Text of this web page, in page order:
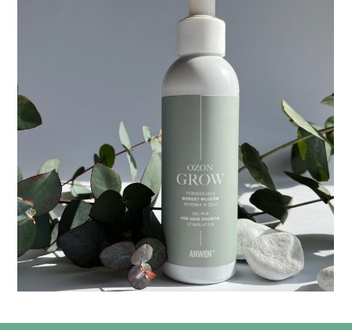
Ozon Grow –
ANWEN
Opakowania